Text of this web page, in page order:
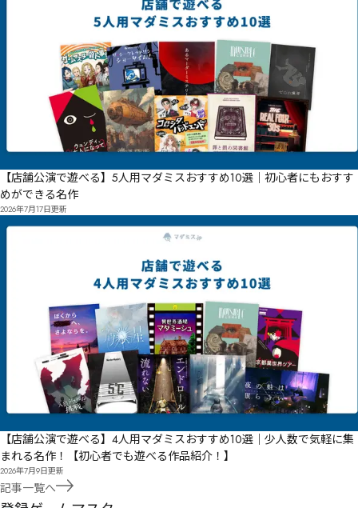
【店舗公演で遊べる】5人用マダミスおすすめ10選｜初心者にもおすす
めができる名作
2026年7月17日更新
【店舗公演で遊べる】4人用マダミスおすすめ10選｜少人数で気軽に集
まれる名作！【初心者でも遊べる作品紹介！】
2026年7月9日更新
記事一覧へ